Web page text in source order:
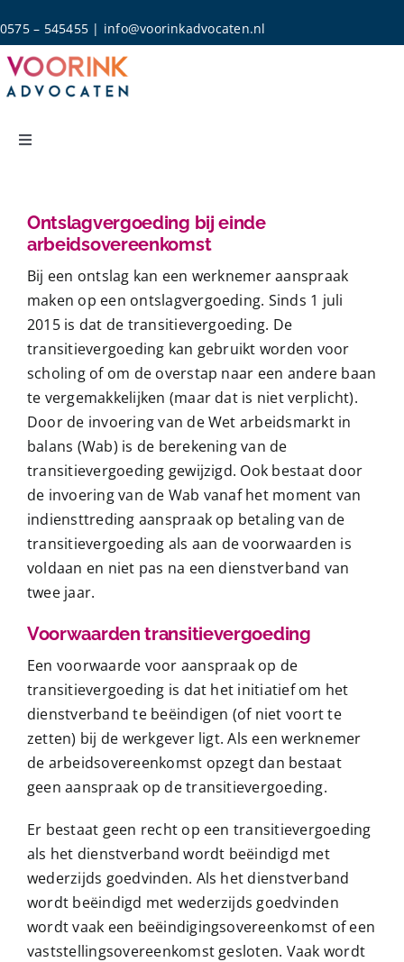
to
content
0575 – 545455 | info@voorinkadvocaten.nl
Toggle
Rechtsgebieden
Over Ons
Actueel
Contact
Gratis Spreekuur
Ontslagvergoeding bij einde
arbeidsovereenkomst
Bij een ontslag kan een werknemer aanspraak
maken op een ontslagvergoeding. Sinds 1 juli
2015 is dat de transitievergoeding. De
transitievergoeding kan gebruikt worden voor
scholing of om de overstap naar een andere baan
te vergemakkelijken (maar dat is niet verplicht).
Door de invoering van de Wet arbeidsmarkt in
balans (Wab) is de berekening van de
transitievergoeding gewijzigd. Ook bestaat door
de invoering van de Wab vanaf het moment van
indiensttreding aanspraak op betaling van de
transitievergoeding als aan de voorwaarden is
voldaan en niet pas na een dienstverband van
twee jaar.
Voorwaarden transitievergoeding
Een voorwaarde voor aanspraak op de
transitievergoeding is dat het initiatief om het
dienstverband te beëindigen (of niet voort te
zetten) bij de werkgever ligt. Als een werknemer
de arbeidsovereenkomst opzegt dan bestaat
geen aanspraak op de transitievergoeding.
Er bestaat geen recht op een transitievergoeding
als het dienstverband wordt beëindigd met
wederzijds goedvinden. Als het dienstverband
wordt beëindigd met wederzijds goedvinden
wordt vaak een beëindigingsovereenkomst of een
vaststellingsovereenkomst gesloten. Vaak wordt